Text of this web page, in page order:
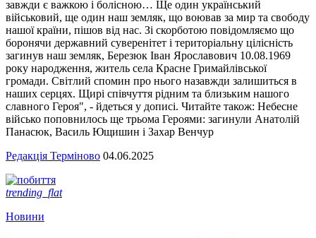
завжди є важкою і болісною… Ще один український
військовий, ще один наш земляк, що воював за мир та свободу
нашої країни, пішов від нас. Зі скорботою повідомляємо що
боронячи державний суверенітет і територіальну цілісність
загинув наш земляк, Березюк Іван Ярославович 10.08.1969
року народження, житель села Красне Гримайлівської
громади. Світлий спомин про нього назавжди залишиться в
наших серцях. Щирі співчуття рідним та близьким нашого
славного Героя", - йдеться у дописі. Читайте також: Небесне
військо поповнилось ще трьома Героями: загинули Анатолій
Панасюк, Василь Ющишин і Захар Венчур
Редакція Терміново 04.06.2025
trending_flat
Новини